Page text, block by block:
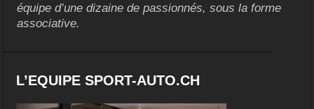
équipe d’une dizaine de passionnés, sous la forme
associative.
L’EQUIPE SPORT-AUTO.CH